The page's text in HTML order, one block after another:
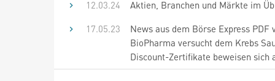
12.03.24
Aktien, Branchen und Märkte im
17.05.23
News aus dem Börse Express
BioPharma versucht dem Krebs
Discount-Zertifikate beweisen sich